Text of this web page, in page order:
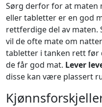
Sørg derfor for at maten
eller tabletter er en god
rettferdige del av maten.
vil de ofte mate om
tabletter i tanken rett før
de får god mat. Lever
disse kan være plassert